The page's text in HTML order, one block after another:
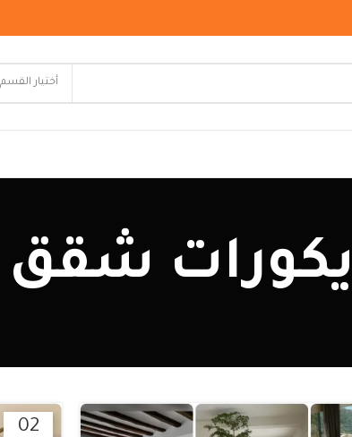
أختيار القسم
02